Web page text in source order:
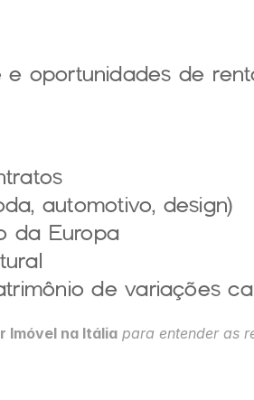
oportunidades de
automotivo, design)
da Europa
de variações
Imóvel na Itália para entender as